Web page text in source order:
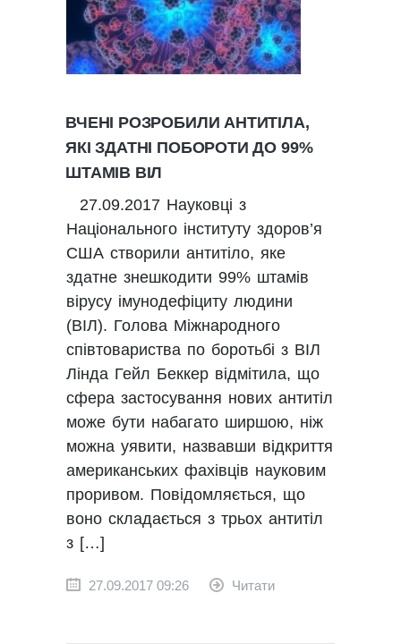
ВЧЕНІ РОЗРОБИЛИ АНТИТІЛА,
ЯКІ ЗДАТНІ ПОБОРОТИ ДО 99%
ШТАМІВ ВІЛ
27.09.2017 Науковці з
Національного інституту здоров’я
США створили антитіло, яке
здатне знешкодити 99% штамів
вірусу імунодефіциту людини
(ВІЛ). Голова Міжнародного
співтовариства по боротьбі з ВІЛ
Лінда Гейл Беккер відмітила, що
сфера застосування нових антитіл
може бути набагато ширшою, ніж
можна уявити, назвавши відкриття
американських фахівців науковим
проривом. Повідомляється, що
воно складається з трьох антитіл
з […]
27.09.2017 09:26 Читати